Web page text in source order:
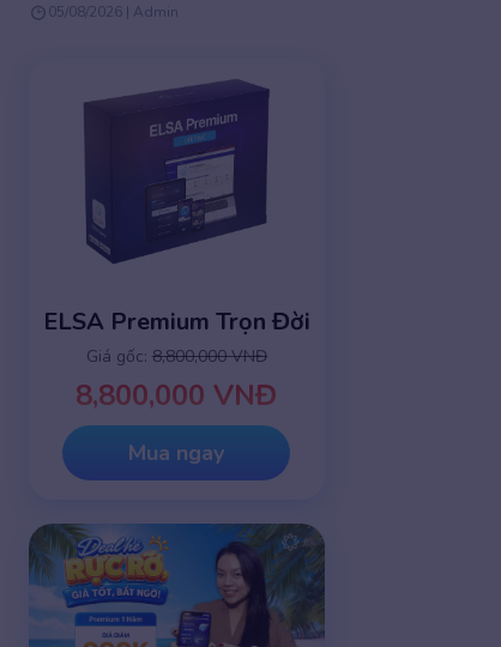
05/08/2026 | Admin
ELSA Premium Trọn Đời
Giá gốc: 8,800,000 VNĐ
8,800,000 VNĐ
Mua ngay